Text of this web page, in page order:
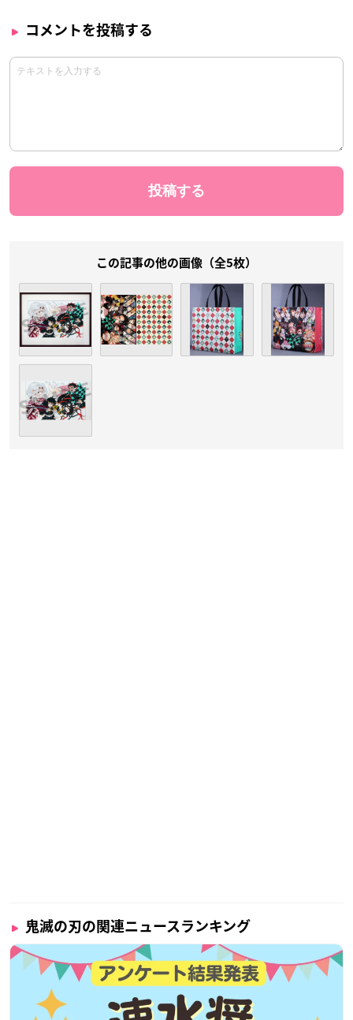
コメントを投稿する
この記事の他の画像（全5枚）
鬼滅の刃の関連ニュースランキング